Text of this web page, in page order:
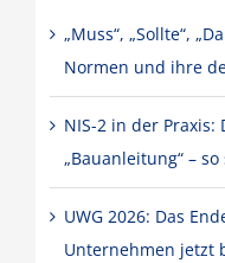
„Muss“, „Sollte“,
Normen und ihre
NIS-2 in der Praxis:
„Bauanleitung“ –
UWG 2026: Das
Unternehmen jetzt